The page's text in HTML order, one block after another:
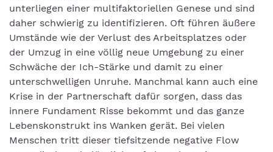
unterliegen einer multifaktoriellen Genese und sind
daher schwierig zu identifizieren. Oft führen äußere
Umstände wie der Verlust des Arbeitsplatzes oder
der Umzug in eine völlig neue Umgebung zu einer
Schwäche der Ich-Stärke und damit zu einer
unterschwelligen Unruhe. Manchmal kann auch eine
Krise in der Partnerschaft dafür sorgen, dass das
innere Fundament Risse bekommt und das ganze
Lebenskonstrukt ins Wanken gerät. Bei vielen
Menschen tritt dieser tiefsitzende negative Flow